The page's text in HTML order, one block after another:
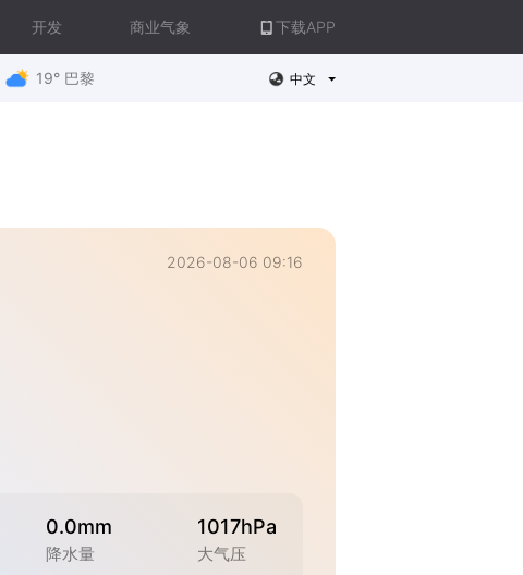
开发 商业气象 下载APP
19° 巴黎 中文
2026-08-06 09:16
0.0mm
降水量
1017hPa
大气压